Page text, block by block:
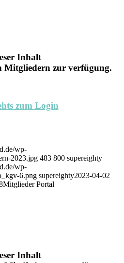
Inhalt
Mitgliedern zur verfügung.
zum Login
wp-
2023.jpg 483 800 supereighty
wp-
6.png supereighty2023-04-02
Mitglieder Portal
Inhalt